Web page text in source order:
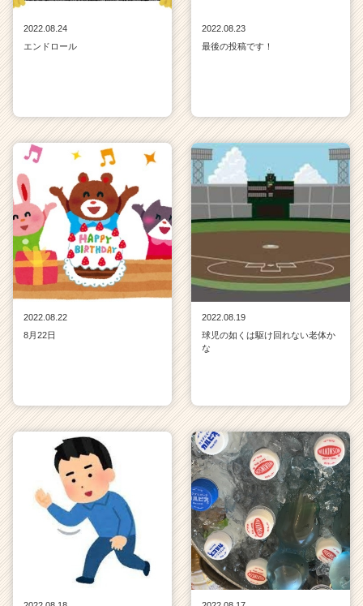
r）
2022.08.24
エンドロール
2022.08.23
最後の投稿です！
2022.08.22
8月22日
2022.08.19
球児の如くは駆け回れない老体か
な